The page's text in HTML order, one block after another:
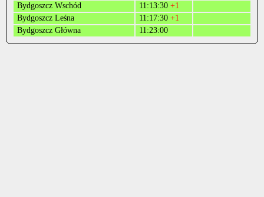
Bydgoszcz Wschód
11:13:30 +1
Bydgoszcz Leśna
11:17:30 +1
Bydgoszcz Główna
11:23:00